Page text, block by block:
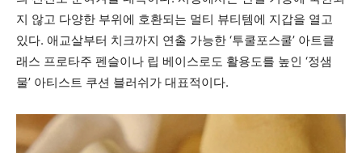
지 않고 다양한 부위에 호환되는 멀티 뷰티템에 지갑을 열고
있다. 애교살부터 치크까지 연출 가능한 ‘투쿨포스쿨’ 아트클
래스 프로타주 펜슬이나 립 베이스로도 활용도를 높인 ‘정샘
물’ 아티스트 쿠션 블러쉬가 대표적이다.